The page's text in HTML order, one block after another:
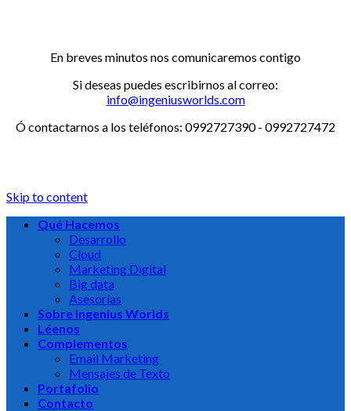
En breves minutos nos comunicaremos contigo
Si deseas puedes escribirnos al correo:
info@ingeniusworlds.com
Ó contactarnos a los teléfonos: 0992727390 - 0992727472
Skip to content
Qué Hacemos
Desarrollo
Cloud
Marketing Digital
Big data
Asesorías
Sobre Ingenius Worlds
Léenos
Complementos
Email Marketing
Mensajes de Texto
Portafolio
Contacto